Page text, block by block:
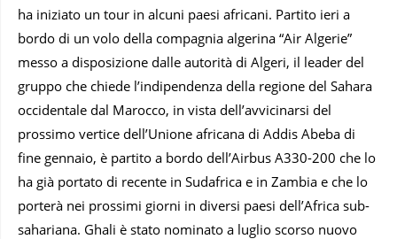
ha iniziato un tour in alcuni paesi africani. Partito ieri a
bordo di un volo della compagnia algerina “Air Algerie”
messo a disposizione dalle autorità di Algeri, il leader del
gruppo che chiede l’indipendenza della regione del Sahara
occidentale dal Marocco, in vista dell’avvicinarsi del
prossimo vertice dell’Unione africana di Addis Abeba di
fine gennaio, è partito a bordo dell’Airbus A330-200 che lo
ha già portato di recente in Sudafrica e in Zambia e che lo
porterà nei prossimi giorni in diversi paesi dell’Africa sub-
sahariana. Ghali è stato nominato a luglio scorso nuovo